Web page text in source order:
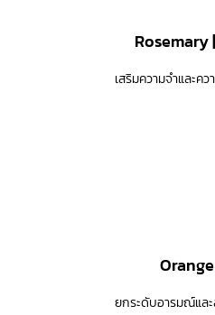
Rosemary
เสริมความจำและค
ยกระดับอารมณ์และ